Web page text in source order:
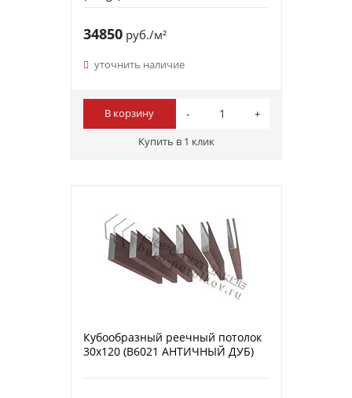
34850руб./м²
уточнить наличие
В корзину
Купить в 1 клик
Кубообразный реечный потолок
30х120 (B6021 АНТИЧНЫЙ ДУБ)